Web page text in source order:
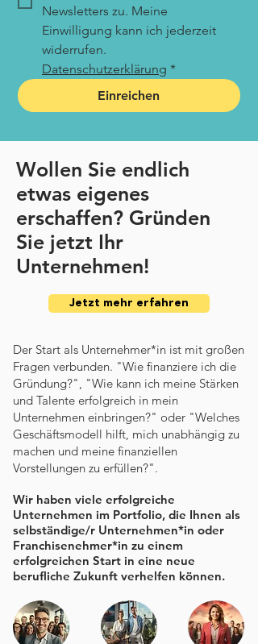
Newsletters zu. Meine
Einwilligung kann ich jederzeit
Datenschutzerklärung *
Einreichen
Wollen Sie endlich
etwas eigenes
erschaffen? Gründen
Sie jetzt Ihr
Unternehmen!
Jetzt mehr erfahren
Der Start als Unternehmer*in ist mit großen
Fragen verbunden. "Wie finanziere ich die
Gründung?", "Wie kann ich meine Stärken
und Talente erfolgreich in mein
Unternehmen einbringen?" oder "Welches
Geschäftsmodell hilft, mich unabhängig zu
machen und meine finanziellen
Vorstellungen zu erfüllen?".
Wir haben viele erfolgreiche
Unternehmen im Portfolio, die Ihnen als
selbständige/r Unternehmen*in oder
Franchisenehmer*in zu einem
erfolgreichen Start in eine neue
berufliche Zukunft verhelfen können.